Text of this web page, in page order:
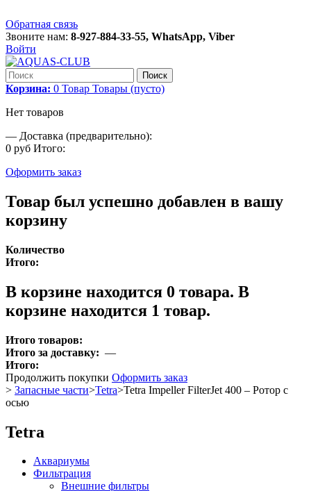
Обратная связь
Звоните нам: 8-927-884-33-55, WhatsApp, Viber
Войти
Поиск
Корзина: 0 Товар Товары (пусто)
Нет товаров
— Доставка (предварительно):
0 руб Итого:
Оформить заказ
Товар был успешно добавлен в вашу
корзину
Количество
Итого:
В корзине находится 0 товара. В
корзине находится 1 товар.
Итого товаров:
Итого за доставку: —
Итого:
Продолжить покупки Оформить заказ
> Запасные части>Tetra>Tetra Impeller FilterJet 400 – Ротор с
осью
Tetra
Аквариумы
Фильтрация
Внешние фильтры